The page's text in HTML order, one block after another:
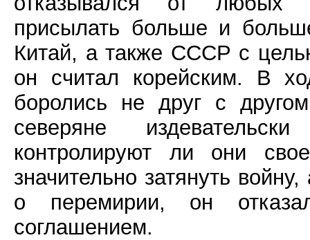
присылать больше и
Китай, а также СССР с
он считал корейским. В
боролись не друг с
северяне
контролируют ли они
значительно затянуть
о перемирии, он
соглашением.